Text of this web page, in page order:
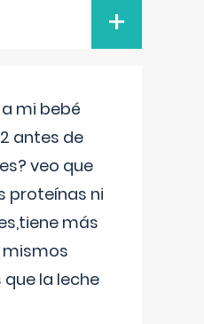
+
mi bebé
antes de
veo que
proteínas ni
más
mismos
la leche